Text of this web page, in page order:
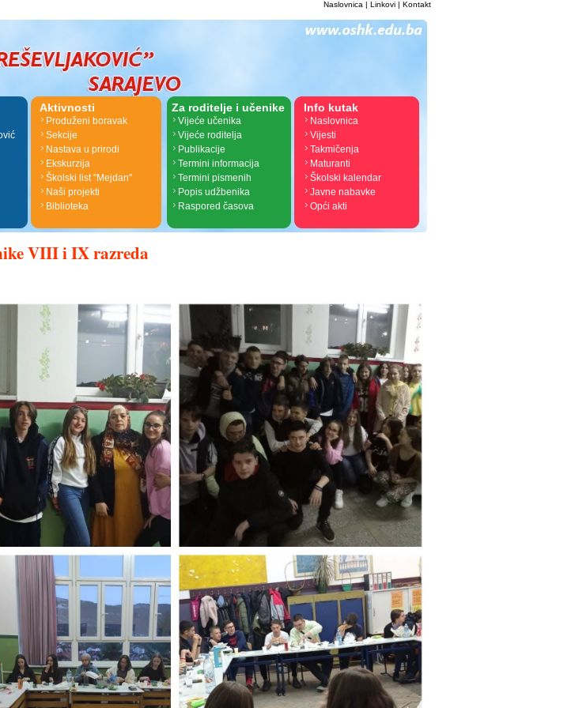
Naslovnica | Linkovi | Kontakt
Aktivnosti
Produženi boravak
Sekcije
Nastava u prirodi
Ekskurzija
Školski list "Mejdan"
Naši projekti
Biblioteka
Za roditelje i učenike
Vijeće učenika
Vijeće roditelja
Publikacije
Termini informacija
Termini pismenih
Popis udžbenika
Raspored časova
Info kutak
Naslovnica
Vijesti
Takmičenja
Maturanti
Školski kalendar
Javne nabavke
Opći akti
VIII i IX razreda